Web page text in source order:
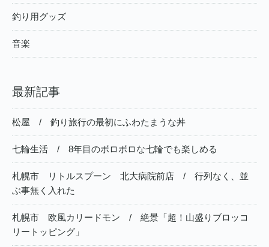
釣り用グッズ
音楽
最新記事
松屋 / 釣り旅行の最初にふわたまうな丼
七輪生活 / 8年目のボロボロな七輪でも楽しめる
札幌市 リトルスプーン 北大病院前店 / 行列なく、並
ぶ事無く入れた
札幌市 欧風カリードモン / 絶景「超！山盛りブロッコ
リートッピング」